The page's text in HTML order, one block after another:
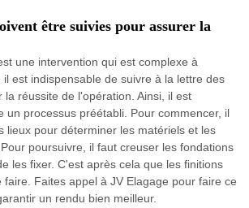
être suivies pour assurer la
une intervention qui est complexe à
est indispensable de suivre à la lettre des
la réussite de l'opération. Ainsi, il est
un processus préétabli. Pour commencer, il
lieux pour déterminer les matériels et les
poursuivre, il faut creuser les fondations
les fixer. C'est après cela que les finitions
faire. Faites appel à JV Elagage pour faire ce
un rendu bien meilleur.